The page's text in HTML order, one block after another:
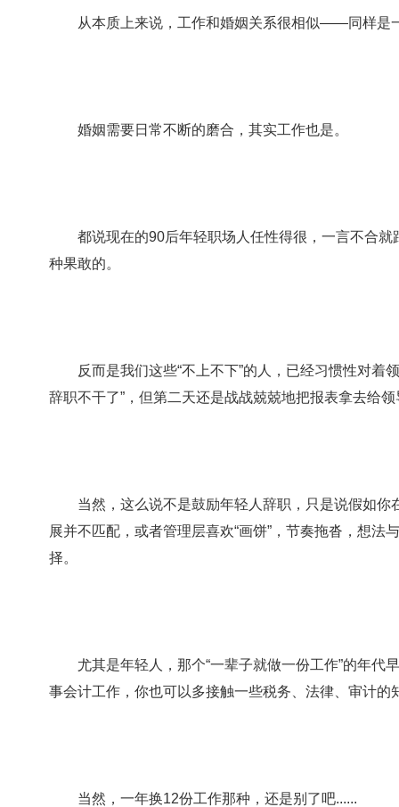
从本质上来说，工作和婚姻关系很相似——同样是
婚姻需要日常不断的磨合，其实工作也是。
都说现在的90后年轻职场人任性得很，一言不合就
种果敢的。
反而是我们这些“不上不下”的人，已经习惯性对着
辞职不干了”，但第二天还是战战兢兢地把报表拿去给领
当然，这么说不是鼓励年轻人辞职，只是说假如你
展并不匹配，或者管理层喜欢“画饼”，节奏拖沓，想法
择。
尤其是年轻人，那个“一辈子就做一份工作”的年代
事会计工作，你也可以多接触一些税务、法律、审计的
当然，一年换12份工作那种，还是别了吧......